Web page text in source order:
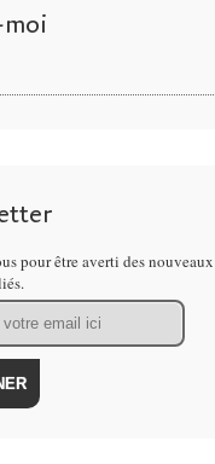
pour être averti des nouveaux